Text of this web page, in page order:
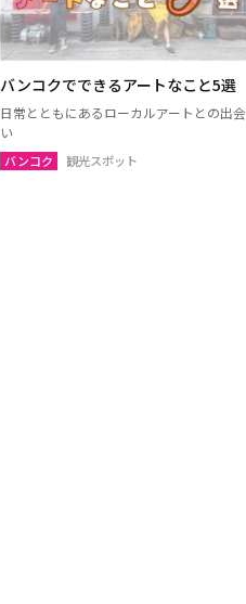
バンコクでできるアートなこと5選
日常とともにあるローカルアートとの出会
い
バンコク 観光スポット